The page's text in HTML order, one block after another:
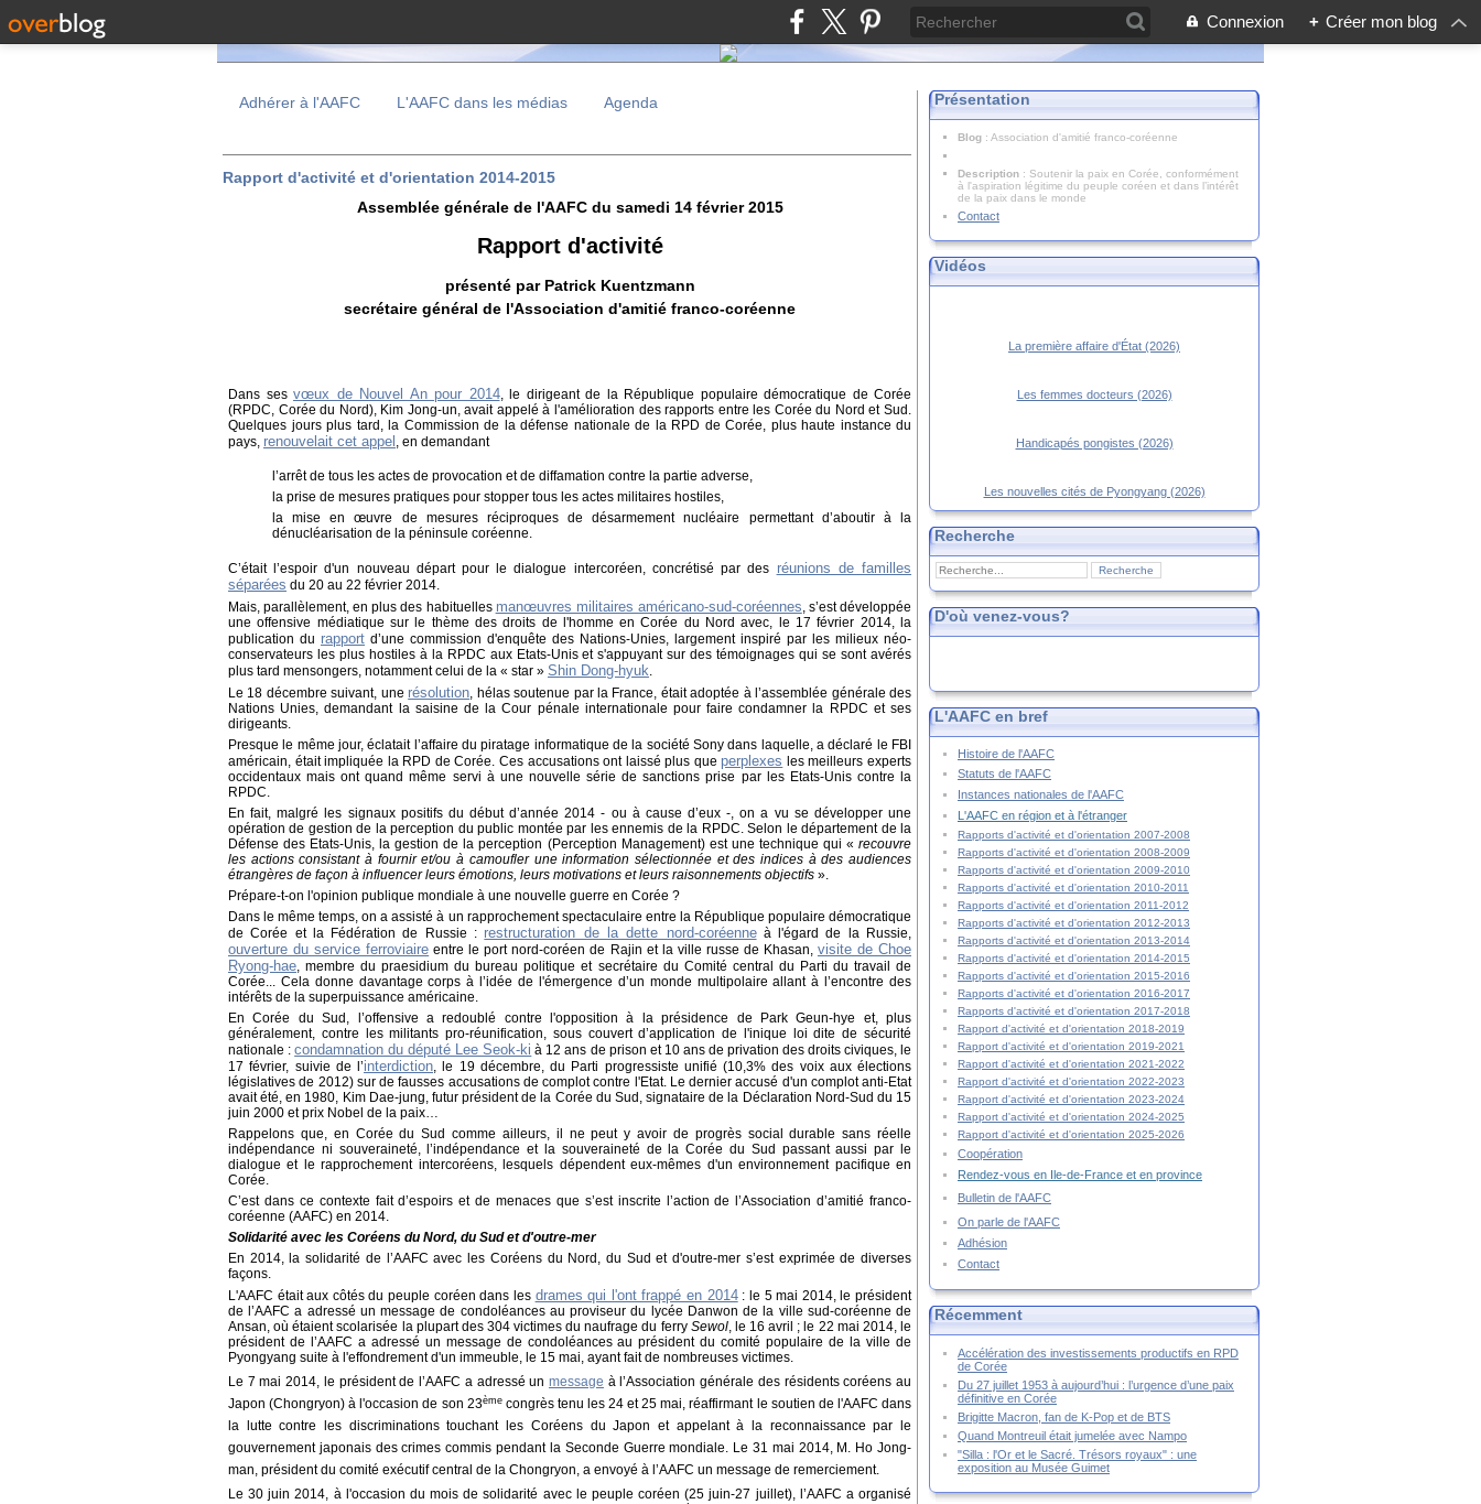
Connexion + Créer mon blog
Adhérer à l'AAFC L'AAFC dans les médias Agenda
Rapport d'activité et d'orientation 2014-2015
Assemblée générale de l'AAFC du samedi 14 février 2015
Rapport d'activité
présenté par Patrick Kuentzmann
secrétaire général de l'Association d'amitié franco-coréenne
Dans ses vœux de Nouvel An pour 2014, le dirigeant de la République populaire démocratique de Corée
(RPDC, Corée du Nord), Kim Jong-un, avait appelé à l'amélioration des rapports entre les Corée du Nord et Sud.
Quelques jours plus tard, la Commission de la défense nationale de la RPD de Corée, plus haute instance du
pays, renouvelait cet appel , en demandant
l’arrêt de tous les actes de provocation et de diffamation contre la partie adverse,
la prise de mesures pratiques pour stopper tous les actes militaires hostiles,
la mise en œuvre de mesures réciproques de désarmement nucléaire permettant d’aboutir à la
dénucléarisation de la péninsule coréenne.
C’était l’espoir d'un nouveau départ pour le dialogue intercoréen, concrétisé par des réunions de familles
séparées du 20 au 22 février 2014.
Mais, parallèlement, en plus des habituelles manœuvres militaires américano-sud-coréennes, s’est développée
une offensive médiatique sur le thème des droits de l'homme en Corée du Nord avec, le 17 février 2014, la
publication du rapport d’une commission d'enquête des Nations-Unies, largement inspiré par les milieux néo-
conservateurs les plus hostiles à la RPDC aux Etats-Unis et s'appuyant sur des témoignages qui se sont avérés
plus tard mensongers, notamment celui de la « star » Shin Dong-hyuk.
Le 18 décembre suivant, une résolution, hélas soutenue par la France, était adoptée à l’assemblée générale des
Nations Unies, demandant la saisine de la Cour pénale internationale pour faire condamner la RPDC et ses
dirigeants.
Presque le même jour, éclatait l’affaire du piratage informatique de la société Sony dans laquelle, a déclaré le FBI
américain, était impliquée la RPD de Corée. Ces accusations ont laissé plus que perplexes les meilleurs experts
occidentaux mais ont quand même servi à une nouvelle série de sanctions prise par les Etats-Unis contre la
RPDC.
En fait, malgré les signaux positifs du début d’année 2014 - ou à cause d’eux -, on a vu se développer une
opération de gestion de la perception du public montée par les ennemis de la RPDC. Selon le département de la
Défense des Etats-Unis, la gestion de la perception (Perception Management) est une technique qui « recouvre
les actions consistant à fournir et/ou à camoufler une information sélectionnée et des indices à des audiences
étrangères de façon à influencer leurs émotions, leurs motivations et leurs raisonnements objectifs ».
Prépare-t-on l'opinion publique mondiale à une nouvelle guerre en Corée ?
Dans le même temps, on a assisté à un rapprochement spectaculaire entre la République populaire démocratique
de Corée et la Fédération de Russie : restructuration de la dette nord-coréenneà l'égard de la Russie,
ouverture du service ferroviaire entre le port nord-coréen de Rajin et la ville russe de Khasan, visite de Choe
Ryong-hae, membre du praesidium du bureau politique et secrétaire du Comité central du Parti du travail de
Corée... Cela donne davantage corps à l’idée de l'émergence d’un monde multipolaire allant à l’encontre des
intérêts de la superpuissance américaine.
En Corée du Sud, l’offensive a redoublé contre l'opposition à la présidence de Park Geun-hye et, plus
généralement, contre les militants pro-réunification, sous couvert d’application de l'inique loi dite de sécurité
nationale :condamnation du député Lee Seok-ki à 12 ans de prison et 10 ans de privation des droits civiques, le
17 février, suivie de l’interdiction, le 19 décembre, du Parti progressiste unifié (10,3% des voix aux élections
législatives de 2012) sur de fausses accusations de complot contre l'Etat. Le dernier accusé d'un complot anti-Etat
avait été, en 1980, Kim Dae-jung, futur président de la Corée du Sud, signataire de la Déclaration Nord-Sud du 15
juin 2000 et prix Nobel de la paix…
Rappelons que, en Corée du Sud comme ailleurs, il ne peut y avoir de progrès social durable sans réelle
indépendance ni souveraineté, l’indépendance et la souveraineté de la Corée du Sud passant aussi par le
dialogue et le rapprochement intercoréens, lesquels dépendent eux-mêmes d'un environnement pacifique en
Corée.
C’est dans ce contexte fait d’espoirs et de menaces que s’est inscrite l’action de l’Association d’amitié franco-
coréenne (AAFC) en 2014.
Solidarité avec les Coréens du Nord, du Sud et d'outre-mer
En 2014, la solidarité de l’AAFC avec les Coréens du Nord, du Sud et d'outre-mer s’est exprimée de diverses
façons.
L'AAFC était aux côtés du peuple coréen dans les drames qui l'ont frappé en 2014: le 5 mai 2014, le président
de l’AAFC a adressé un message de condoléances au proviseur du lycée Danwon de la ville sud-coréenne de
Ansan, où étaient scolarisée la plupart des 304 victimes du naufrage du ferry Sewol, le 16 avril ; le 22 mai 2014, le
président de l’AAFC a adressé un message de condoléances au président du comité populaire de la ville de
Pyongyang suite à l'effondrement d'un immeuble, le 15 mai, ayant fait de nombreuses victimes.
Le 7 mai 2014, le président de l’AAFC a adressé un message à l’Association générale des résidents coréens au
Japon (Chongryon) à l'occasion de son 23èmecongrès tenu les 24 et 25 mai, réaffirmant le soutien de l'AAFC dans
la lutte contre les discriminations touchant les Coréens du Japon et appelant à la reconnaissance par le
gouvernement japonais des crimes commis pendant la Seconde Guerre mondiale. Le 31 mai 2014, M. Ho Jong-
man, président du comité exécutif central de la Chongryon, a envoyé à l’AAFC un message de remerciement.
Le 30 juin 2014, à l'occasion du mois de solidarité avec le peuple coréen (25 juin-27 juillet), l’AAFC a organisé
Présentation
Blog : Association d'amitié franco-coréenne
Description : Soutenir la paix en Corée, conformément
à l'aspiration légitime du peuple coréen et dans l’intérêt
de la paix dans le monde
Contact
Vidéos
La première affaire d'État (2026)
Les femmes docteurs (2026)
Handicapés pongistes (2026)
Les nouvelles cités de Pyongyang (2026)
Recherche
D'où venez-vous?
L'AAFC en bref
Histoire de l'AAFC
Statuts de l'AAFC
Instances nationales de l'AAFC
L'AAFC en région et à l'étranger
Rapports d'activité et d'orientation 2007-2008
Rapports d'activité et d'orientation 2008-2009
Rapports d'activité et d'orientation 2009-2010
Rapports d'activité et d'orientation 2010-2011
Rapports d'activité et d'orientation 2011-2012
Rapports d'activité et d'orientation 2012-2013
Rapports d'activité et d'orientation 2013-2014
Rapports d'activité et d'orientation 2014-2015
Rapports d'activité et d'orientation 2015-2016
Rapports d'activité et d'orientation 2016-2017
Rapports d'activité et d'orientation 2017-2018
Rapport d'activité et d'orientation 2018-2019
Rapport d'activité et d'orientation 2019-2021
Rapport d'activité et d'orientation 2021-2022
Rapport d'activité et d'orientation 2022-2023
Rapport d'activité et d'orientation 2023-2024
Rapport d'activité et d'orientation 2024-2025
Rapport d'activité et d'orientation 2025-2026
Coopération
Rendez-vous en Ile-de-France et en province
Bulletin de l'AAFC
On parle de l'AAFC
Adhésion
Contact
Récemment
Accélération des investissements productifs en RPD
de Corée
Du 27 juillet 1953 à aujourd’hui : l’urgence d’une paix
définitive en Corée
Brigitte Macron, fan de K-Pop et de BTS
Quand Montreuil était jumelée avec Nampo
"Silla : l'Or et le Sacré. Trésors royaux" : une
exposition au Musée Guimet